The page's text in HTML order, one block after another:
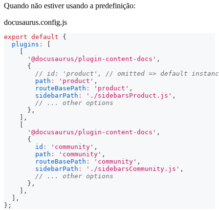
Quando não estiver usando a predefinição:
docusaurus.config.js
export default
{
plugins :
'@docusaurus/plugin-content-docs' ,
{
// id: 'product', // omitted => default
path : 'product' ,
routeBasePath : 'product' ,
sidebarPath : './sidebarsProduct.js' ,
// ... other options
} ,
,
'@docusaurus/plugin-content-docs' ,
{
id : 'community' ,
path : 'community' ,
routeBasePath : 'community' ,
sidebarPath : './sidebarsCommunity.js' ,
// ... other options
} ,
,
,
} ;